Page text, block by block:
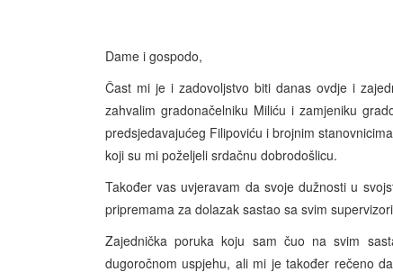
Dame i gospodo,
Čast mi je i zadovoljstvo biti danas ovdje i
zahvalim gradonačelniku Miliću i zamjeniku
predsjedavajućeg Filipoviću i brojnim
koji su mi poželjeli srdačnu dobrodošlicu.
Također vas uvjeravam da svoje dužnosti u
pripremama za dolazak sastao sa svim
Zajednička poruka koju sam čuo na svim
dugoročnom uspjehu, ali mi je također rečeno